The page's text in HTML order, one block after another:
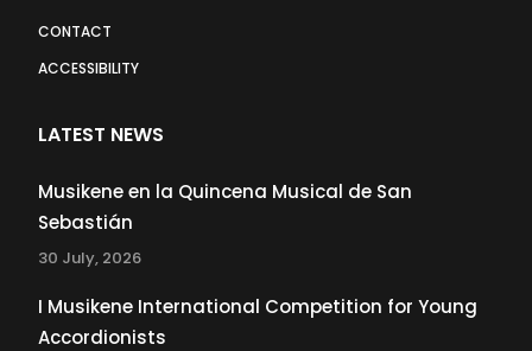
CONTACT
ACCESSIBILITY
LATEST NEWS
Musikene en la Quincena Musical de San
Sebastián
30 July, 2026
I Musikene International Competition for Young
Accordionists